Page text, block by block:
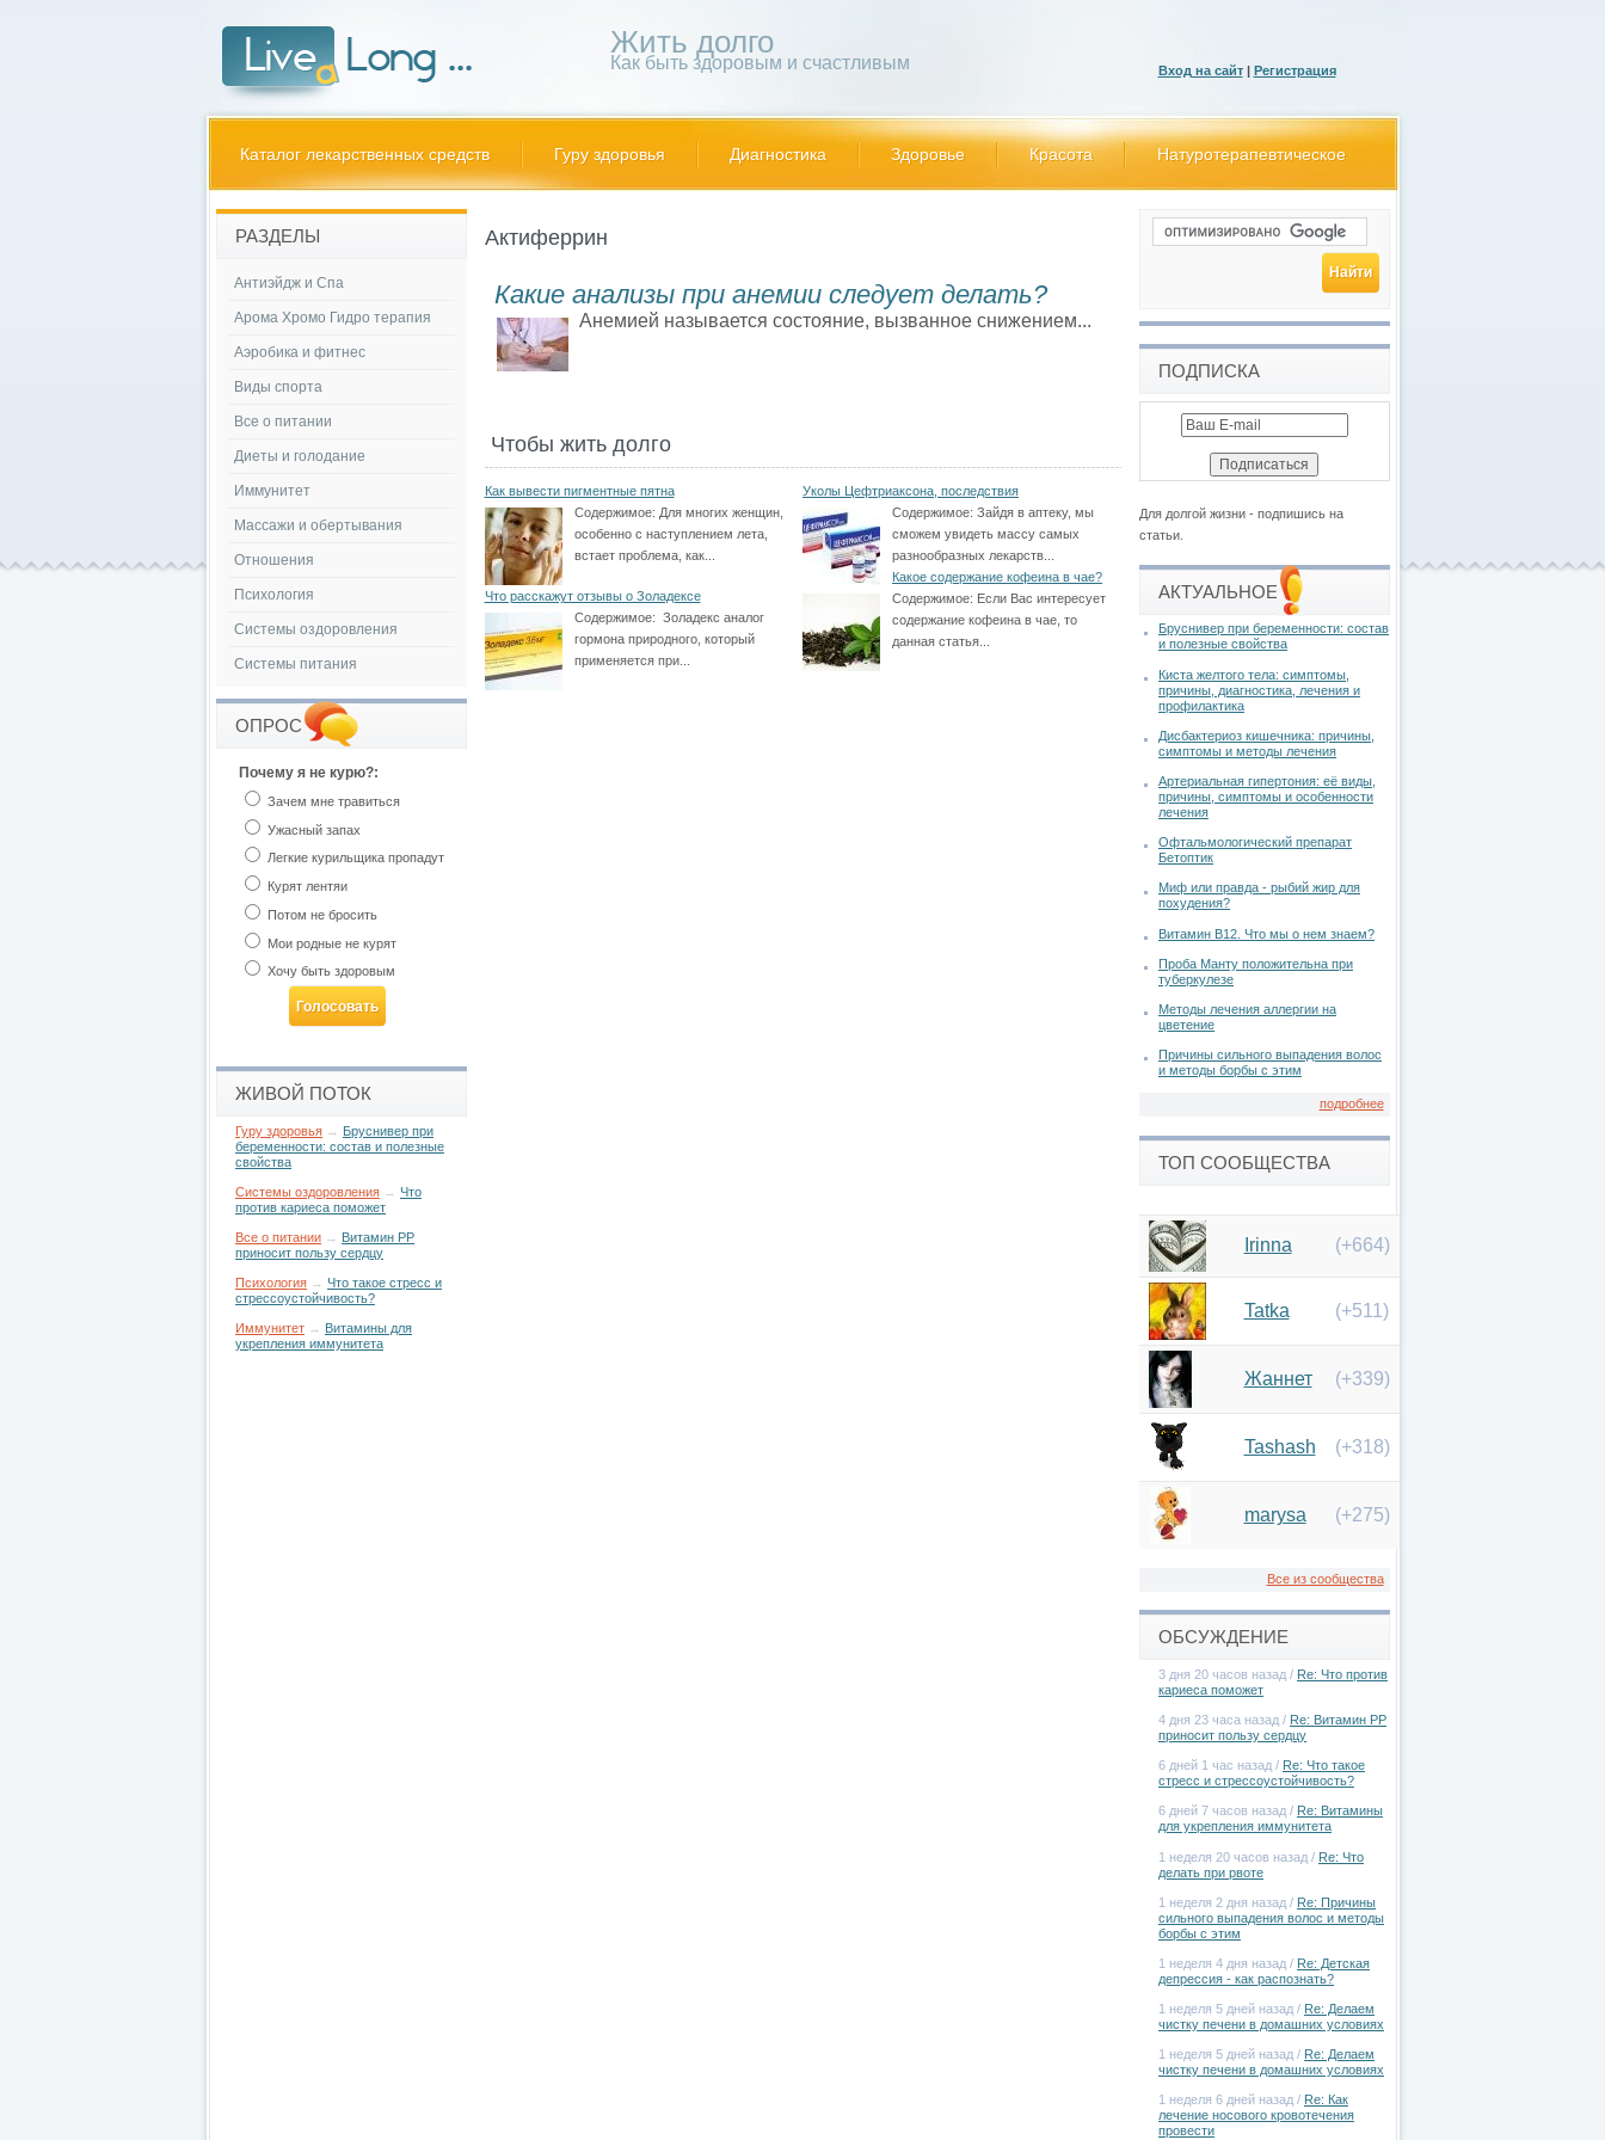
Жить долго
Как быть здоровым и счастливым Вход на сайт | Регистрация
Каталог лекарственных средств Гуру здоровья Диагностика Здоровье Красота Натуротерапевтическое
Актиферрин
Какие анализы при анемии следует делать?
Анемией называется состояние, вызванное снижением...
Чтобы жить долго
Как вывести пигментные пятна
Содержимое: Для многих женщин,
особенно с наступлением лета,
встает проблема, как...
Уколы Цефтриаксона, последствия
Содержимое: Зайдя в аптеку, мы
сможем увидеть массу самых
разнообразных лекарств...
Что расскажут отзывы о Золадексе
Содержимое: Золадекс аналог
гормона природного, который
применяется при...
Какое содержание кофеина в чае?
Содержимое: Если Вас интересует
содержание кофеина в чае, то
данная статья...
РАЗДЕЛЫ
Антиэйдж и Спа
Арома Хромо Гидро терапия
Аэробика и фитнес
Виды спорта
Все о питании
Диеты и голодание
Иммунитет
Массажи и обертывания
Отношения
Психология
Системы оздоровления
Системы питания
ОПРОС
Почему я не курю?:
Зачем мне травиться
Ужасный запах
Легкие курильщика пропадут
Курят лентяи
Потом не бросить
Мои родные не курят
Хочу быть здоровым
ЖИВОЙ ПОТОК
Гуру здоровья → Бруснивер при
беременности: состав и полезные
свойства
Системы оздоровления → Что
против кариеса поможет
Все о питании → Витамин РР
приносит пользу сердцу
Психология → Что такое стресс и
стрессоустойчивость?
Иммунитет → Витамины для
укрепления иммунитета
ПОДПИСКА
Для долгой жизни - подпишись на
статьи.
АКТУАЛЬНОЕ
Бруснивер при беременности: состав
и полезные свойства
Киста желтого тела: симптомы,
причины, диагностика, лечения и
профилактика
Дисбактериоз кишечника: причины,
симптомы и методы лечения
Артериальная гипертония: её виды,
причины, симптомы и особенности
лечения
Офтальмологический препарат
Бетоптик
Миф или правда - рыбий жир для
похудения?
Витамин В12. Что мы о нем знаем?
Проба Манту положительна при
туберкулезе
Методы лечения аллергии на
цветение
Причины сильного выпадения волос
и методы борбы с этим
подробнее
ТОП СООБЩЕСТВА
Irinna (+664)
Tatka (+511)
Жаннет (+339)
Tashash (+318)
marysa (+275)
Все из сообщества
ОБСУЖДЕНИЕ
3 дня 20 часов назад / Re: Что против
кариеса поможет
4 дня 23 часа назад / Re: Витамин РР
приносит пользу сердцу
6 дней 1 час назад / Re: Что такое
стресс и стрессоустойчивость?
6 дней 7 часов назад / Re: Витамины
для укрепления иммунитета
1 неделя 20 часов назад / Re: Что
делать при рвоте
1 неделя 2 дня назад / Re: Причины
сильного выпадения волос и методы
борбы с этим
1 неделя 4 дня назад / Re: Детская
депрессия - как распознать?
1 неделя 5 дней назад / Re: Делаем
чистку печени в домашних условиях
1 неделя 5 дней назад / Re: Делаем
чистку печени в домашних условиях
1 неделя 6 дней назад / Re: Как
лечение носового кровотечения
провести